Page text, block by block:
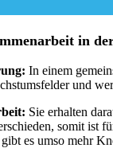
in
In einem
und
Sie erhalten
somit ist
es umso mehr